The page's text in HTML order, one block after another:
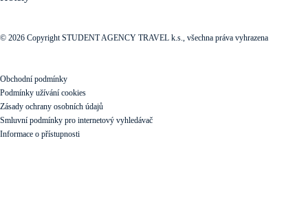
© 2026 Copyright STUDENT AGENCY TRAVEL k.s., všechna práva vyhrazena
Obchodní podmínky
Podmínky užívání cookies
Zásady ochrany osobních údajů
Smluvní podmínky pro internetový vyhledávač
Informace o přístupnosti